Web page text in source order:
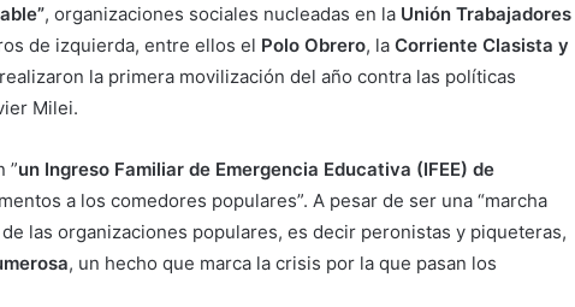
, organizaciones sociales nucleadas en la Unión Trabajadores
de izquierda, entre ellos el Polo Obrero, la Corriente Clasista y
la primera movilización del año contra las políticas
Milei.
”un Ingreso Familiar de Emergencia Educativa (IFEE) de
a los comedores populares”. A pesar de ser una “marcha
las organizaciones populares, es decir peronistas y piqueteras,
, un hecho que marca la crisis por la que pasan los